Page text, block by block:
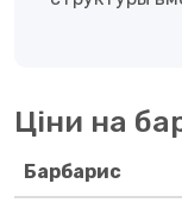
Ціни на
Барбарис